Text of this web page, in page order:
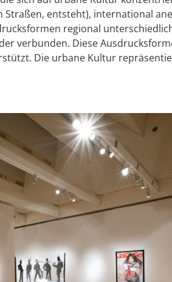
entsteht), international
regional
verbunden. Diese
Die urbane Kultur